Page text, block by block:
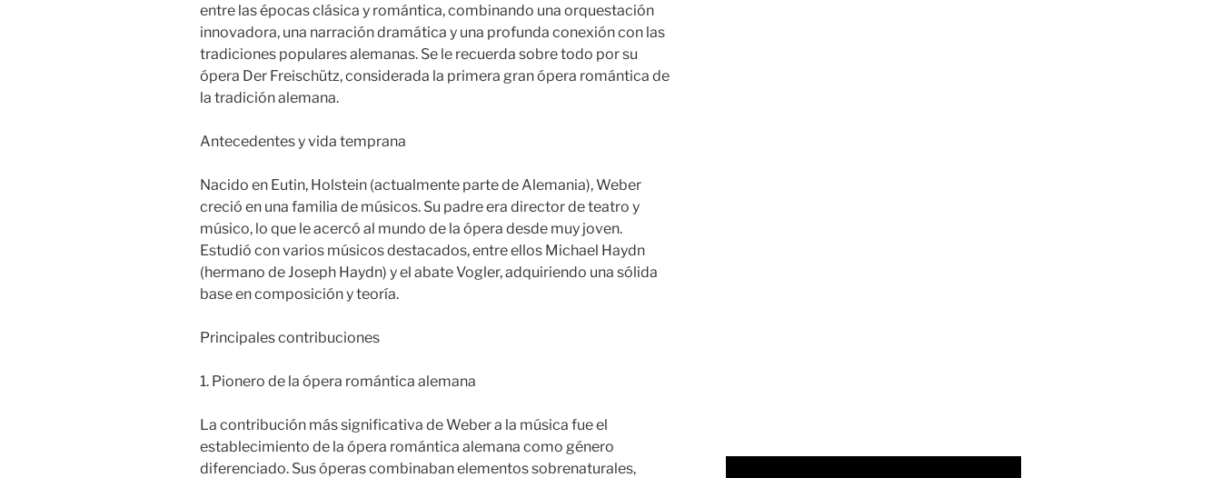
entre las épocas clásica y romántica, combinando una orquestación
innovadora, una narración dramática y una profunda conexión con las
tradiciones populares alemanas. Se le recuerda sobre todo por su
ópera Der Freischütz, considerada la primera gran ópera romántica de
la tradición alemana.
Antecedentes y vida temprana
Nacido en Eutin, Holstein (actualmente parte de Alemania), Weber
creció en una familia de músicos. Su padre era director de teatro y
músico, lo que le acercó al mundo de la ópera desde muy joven.
Estudió con varios músicos destacados, entre ellos Michael Haydn
(hermano de Joseph Haydn) y el abate Vogler, adquiriendo una sólida
base en composición y teoría.
Principales contribuciones
1. Pionero de la ópera romántica alemana
La contribución más significativa de Weber a la música fue el
establecimiento de la ópera romántica alemana como género
diferenciado. Sus óperas combinaban elementos sobrenaturales,